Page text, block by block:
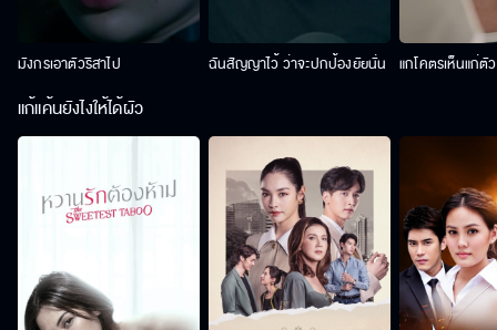
มังกรเอาตัวริสาไป ฉันสัญญาไว้ ว่าจะปกป้องยัยนั่น แกโคตรเห็นแก่ตั
แก้แค้นยังไงให้ได้ผัว